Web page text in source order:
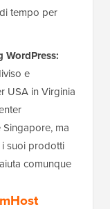
tempo per
WordPress:
e
USA in Virginia
ma
suoi prodotti
comunque